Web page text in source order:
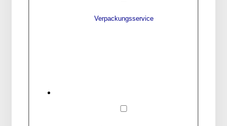
Verpackungsservice